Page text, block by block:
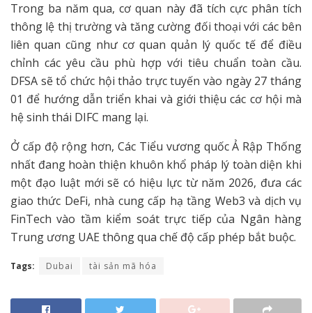
Trong ba năm qua, cơ quan này đã tích cực phân tích
thông lệ thị trường và tăng cường đối thoại với các bên
liên quan cũng như cơ quan quản lý quốc tế để điều
chỉnh các yêu cầu phù hợp với tiêu chuẩn toàn cầu.
DFSA sẽ tổ chức hội thảo trực tuyến vào ngày 27 tháng
01 để hướng dẫn triển khai và giới thiệu các cơ hội mà
hệ sinh thái DIFC mang lại.
Ở cấp độ rộng hơn, Các Tiểu vương quốc Ả Rập Thống
nhất đang hoàn thiện khuôn khổ pháp lý toàn diện khi
một đạo luật mới sẽ có hiệu lực từ năm 2026, đưa các
giao thức DeFi, nhà cung cấp hạ tầng Web3 và dịch vụ
FinTech vào tầm kiểm soát trực tiếp của Ngân hàng
Trung ương UAE thông qua chế độ cấp phép bắt buộc.
Tags: Dubai tài sản mã hóa